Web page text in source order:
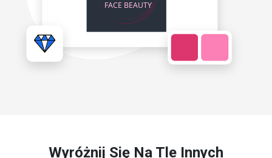
Wyróżnij Się Na Tle Innych